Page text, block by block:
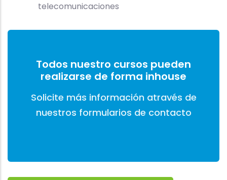
telecomunicaciones
Todos nuestro cursos pueden
realizarse de forma inhouse
Solicite más información através de
nuestros formularios de contacto